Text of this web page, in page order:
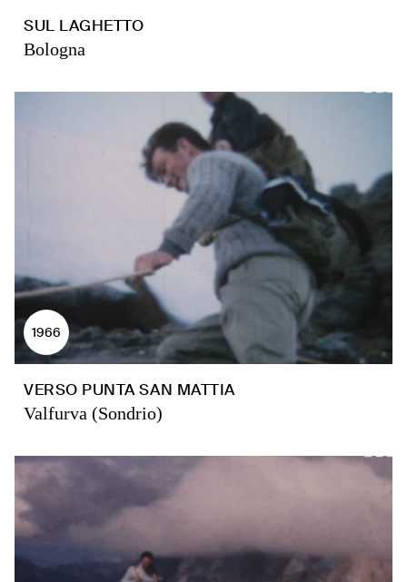
SUL LAGHETTO
Bologna
1966
VERSO PUNTA SAN MATTIA
Valfurva (Sondrio)